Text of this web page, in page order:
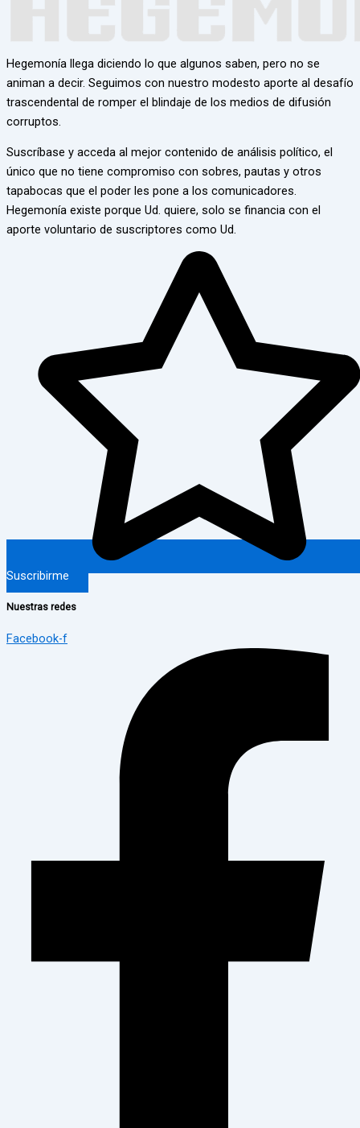
Hegemonía llega diciendo lo que algunos saben, pero no se
animan a decir. Seguimos con nuestro modesto aporte al desafío
trascendental de romper el blindaje de los medios de difusión
corruptos.
Suscríbase y acceda al mejor contenido de análisis político, el
único que no tiene compromiso con sobres, pautas y otros
tapabocas que el poder les pone a los comunicadores.
Hegemonía existe porque Ud. quiere, solo se financia con el
aporte voluntario de suscriptores como Ud.
Suscribirme
Nuestras redes
Facebook-f